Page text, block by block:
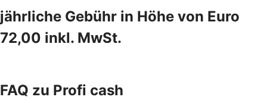
jährliche Gebühr in Höhe von Euro
72,00 inkl. MwSt.
FAQ zu Profi cash